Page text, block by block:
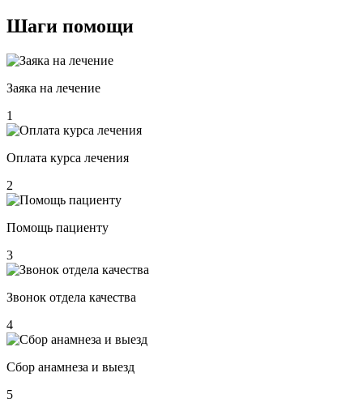
Шаги помощи
Заяка на лечение
1
Оплата курса лечения
2
Помощь пациенту
3
Звонок отдела качества
4
Сбор анамнеза и выезд
5